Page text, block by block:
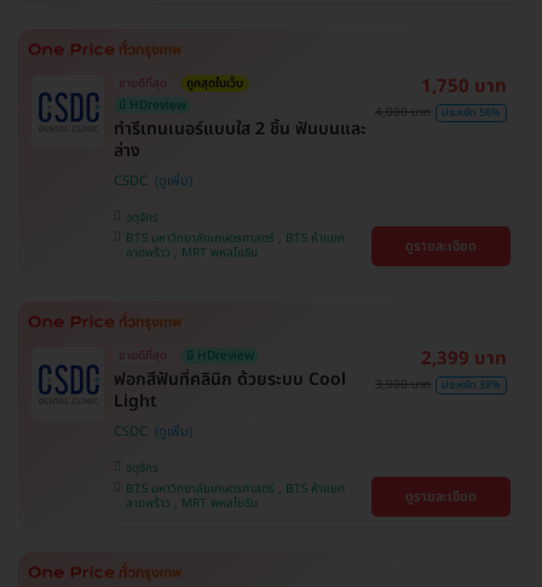
ขายดีที่สุด
ถูกสุดในเว็บ
มี HDreview
ทำรีเทนเนอร์แบบใส 2 ชิ้น ฟันบนและ
ล่าง
CSDC
จตุจักร
BTS มหาวิทยาลัยเกษตรศาสตร์ , BTS ห้าแยก
ลาดพร้าว , MRT พหลโยธิน
1,750 บาท
4,000 บาท ประหยัด 56%
ดูรายละเอียด
ขายดีที่สุด มี HDreview
ฟอกสีฟันที่คลินิก ด้วยระบบ Cool
Light
CSDC
จตุจักร
BTS มหาวิทยาลัยเกษตรศาสตร์ , BTS ห้าแยก
ลาดพร้าว , MRT พหลโยธิน
2,399 บาท
3,900 บาท ประหยัด 38%
ดูรายละเอียด